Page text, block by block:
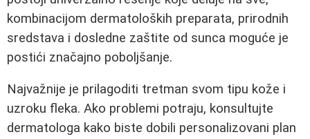
kombinacijom dermatoloških preparata, prirodnih
sredstava i dosledne zaštite od sunca moguće je
postići značajno poboljšanje.
Najvažnije je prilagoditi tretman svom tipu kože i
uzroku fleka. Ako problemi potraju, konsultujte
dermatologa kako biste dobili personalizovani plan